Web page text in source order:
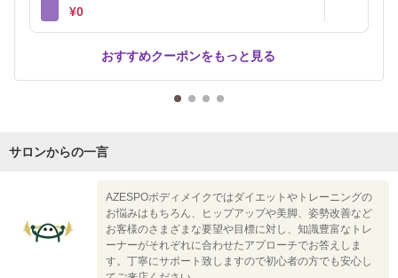
¥0
おすすめクーポンをもっと見る
サロンからの一言
AZESPOボディメイクではダイエットやトレーニングの
お悩みはもちろん、ヒップアップや美脚、姿勢改善など
お客様のさまざまな要望や目標に対し、知識豊富なトレ
ーナーがそれぞれに合わせたアプローチでお答えしま
す。丁寧にサポート致しますので初心者の方でも安心し